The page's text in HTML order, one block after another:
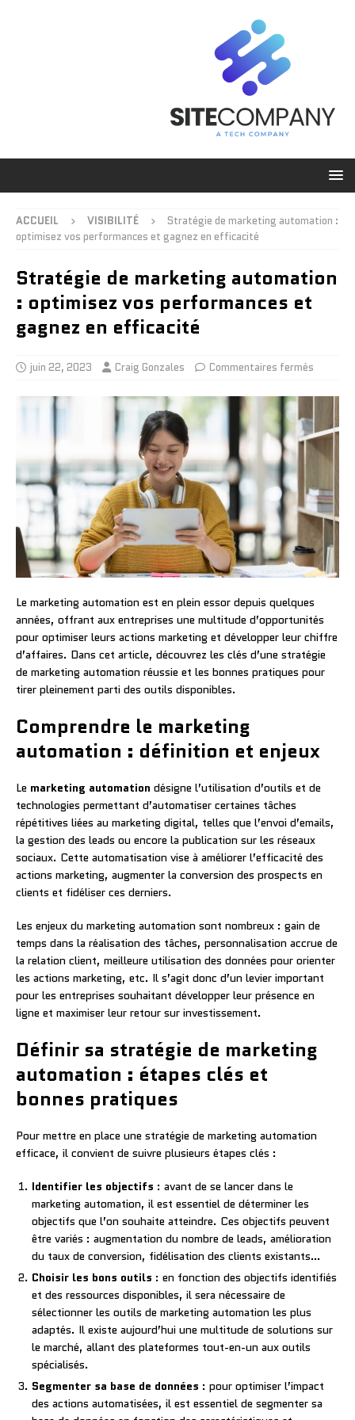
ACCUEIL VISIBILITÉ
Stratégie de marketing automation :
optimisez vos performances et gagnez en efficacité
Stratégie de marketing automation
: optimisez vos performances et
gagnez en efficacité
juin 22, 2023 Craig Gonzales Commentaires fermés
Le marketing automation est en plein essor depuis quelques
années, offrant aux entreprises une multitude d’opportunités
pour optimiser leurs actions marketing et développer leur chiffre
d’affaires. Dans cet article, découvrez les clés d’une stratégie
de marketing automation réussie et les bonnes pratiques pour
tirer pleinement parti des outils disponibles.
Comprendre le marketing
automation : définition et enjeux
Le marketing automation désigne l’utilisation d’outils et de
technologies permettant d’automatiser certaines tâches
répétitives liées au marketing digital, telles que l’envoi d’emails,
la gestion des leads ou encore la publication sur les réseaux
sociaux. Cette automatisation vise à améliorer l’efficacité des
actions marketing, augmenter la conversion des prospects en
clients et fidéliser ces derniers.
Les enjeux du marketing automation sont nombreux : gain de
temps dans la réalisation des tâches, personnalisation accrue de
la relation client, meilleure utilisation des données pour orienter
les actions marketing, etc. Il s’agit donc d’un levier important
pour les entreprises souhaitant développer leur présence en
ligne et maximiser leur retour sur investissement.
Définir sa stratégie de marketing
automation : étapes clés et
bonnes pratiques
Pour mettre en place une stratégie de marketing automation
efficace, il convient de suivre plusieurs étapes clés :
Identifier les objectifs : avant de se lancer dans le
marketing automation, il est essentiel de déterminer les
objectifs que l’on souhaite atteindre. Ces objectifs peuvent
être variés : augmentation du nombre de leads, amélioration
du taux de conversion, fidélisation des clients existants…
Choisir les bons outils : en fonction des objectifs identifiés
et des ressources disponibles, il sera nécessaire de
sélectionner les outils de marketing automation les plus
adaptés. Il existe aujourd’hui une multitude de solutions sur
le marché, allant des plateformes tout-en-un aux outils
spécialisés.
Segmenter sa base de données : pour optimiser l’impact
des actions automatisées, il est essentiel de segmenter sa